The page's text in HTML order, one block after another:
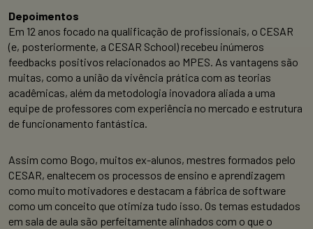
Depoimentos
Em 12 anos focado na qualificação de profissionais, o CESAR
(e, posteriormente, a CESAR School) recebeu inúmeros
feedbacks positivos relacionados ao MPES. As vantagens são
muitas, como a união da vivência prática com as teorias
acadêmicas, além da metodologia inovadora aliada a uma
equipe de professores com experiência no mercado e estrutura
de funcionamento fantástica.
Assim como Bogo, muitos ex-alunos, mestres formados pelo
CESAR, enaltecem os processos de ensino e aprendizagem
como muito motivadores e destacam a fábrica de software
como um conceito que otimiza tudo isso. Os temas estudados
em sala de aula são perfeitamente alinhados com o que o